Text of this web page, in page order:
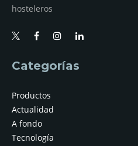
hosteleros
Categorías
Productos
Actualidad
A fondo
Tecnología